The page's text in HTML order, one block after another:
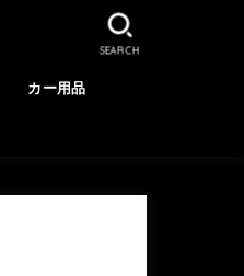
カー用品
SEARCH